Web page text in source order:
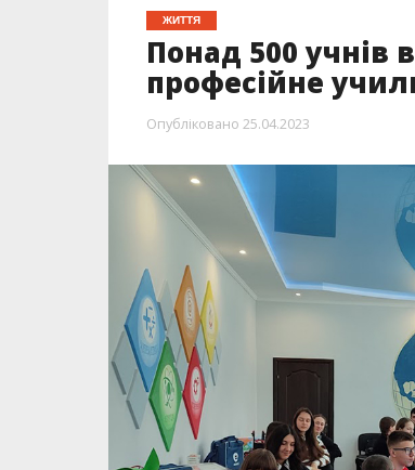
ЖИТТЯ
Понад 500 учнів
професійне
Опубліковано 25.04.2023